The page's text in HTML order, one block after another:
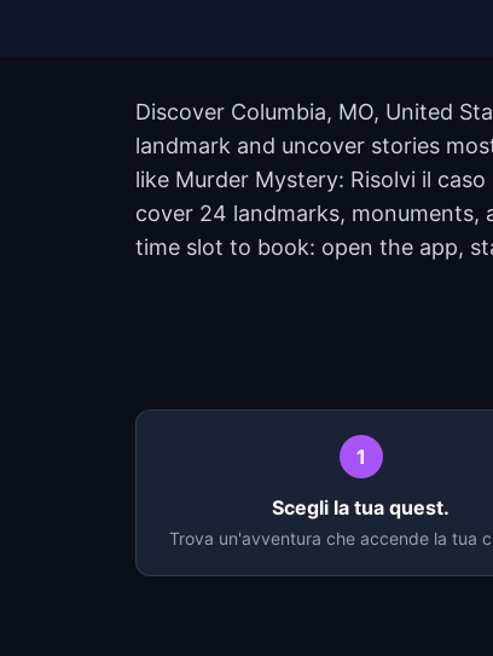
Discover Columbia, MO, United
landmark and uncover stories
like Murder Mystery: Risolvi il
cover 24 landmarks, monuments,
time slot to book: open the app,
1
Scegli la tua quest.
Trova un'avventura che accende la tua